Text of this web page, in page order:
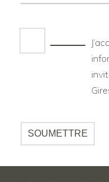
SOUMETTRE